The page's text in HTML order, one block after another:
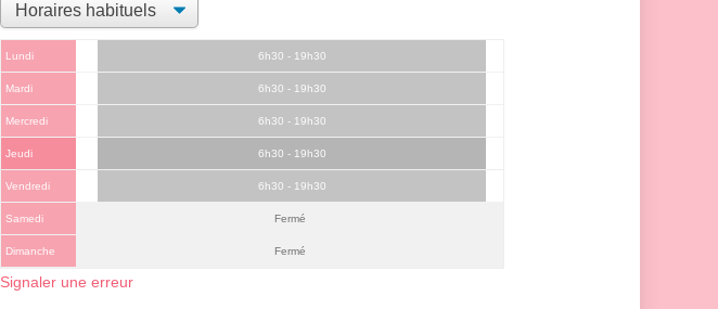
Lundi 6h30 - 19h30
Mardi 6h30 - 19h30
Mercredi 6h30 - 19h30
Jeudi 6h30 - 19h30
Vendredi 6h30 - 19h30
Samedi Fermé
Dimanche Fermé
Signaler une erreur